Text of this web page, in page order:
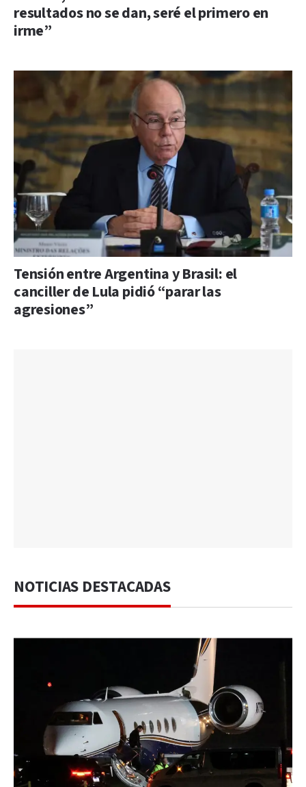
resultados no se dan, seré el primero en
irme”
Tensión entre Argentina y Brasil: el
canciller de Lula pidió “parar las
agresiones”
NOTICIAS DESTACADAS